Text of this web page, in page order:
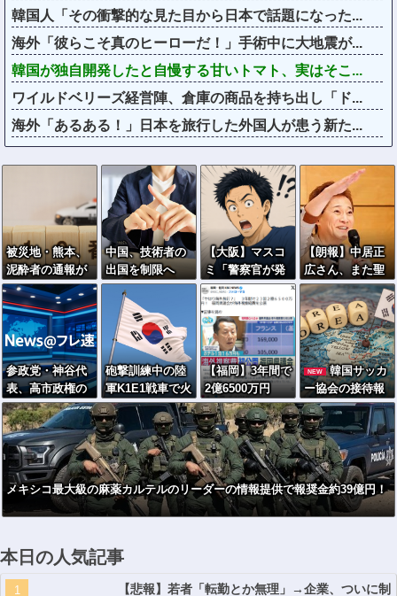
韓国人「その衝撃的な見た目から日本で話題になった...
海外「彼らこそ真のヒーローだ！」手術中に大地震が...
韓国が独自開発したと自慢する甘いトマト、実はそこ...
ワイルドベリーズ経営陣、倉庫の商品を持ち出し「ド...
海外「あるある！」日本を旅行した外国人が患う新た...
被災地・熊本、
泥酔者の通報が
止まらず県警が
異例のお願い
中国、技術者の
出国を制限へ
「国が危険と判
断したら出国禁
止」
【大阪】マスコ
ミ「警察官が発
砲し“刃物男”死
亡！」 → ネッ
トで拡散された
現場の無修正動
画で衝撃の真相
が発覚 →
………
【朗報】中居正
広さん、また聖
人エピソードが
追加されるｗｗ
ｗｗｗ
参政党・神谷代
表、高市政権の
食料品減税を
「天下の愚策」
と一刀両断
砲撃訓練中の陸
軍K1E1戦車で火
災…韓国軍「人
的被害なし」
【福岡】3年間で
2億6500万円
福岡県議会「海
外視察費」公表
NEW
韓国サッカ
ー協会の接待報
道で「2002年も
調べろ」の声続
出ｗｗｗ
メキシコ最大級の麻薬カルテルのリーダーの情報提供で報奨金約39億円！
本日の人気記事
【悲報】若者「転勤とか無理」→企業、ついに制